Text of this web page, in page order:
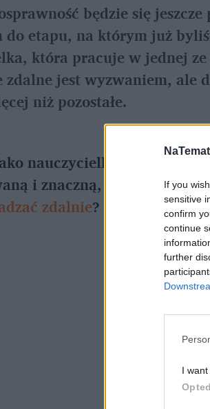
If you
sensitive
confirm
continue
further
I
będzie się
do etapu, na którym już
która pracuje w jednej
zdalne jest wyzwaniem, ale
niż pozostałe.
nauczycielka pracująca z
i znaczną, pomyślała,
zdalnie?